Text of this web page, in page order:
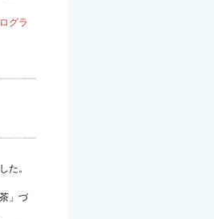
グラ
た。
」づ